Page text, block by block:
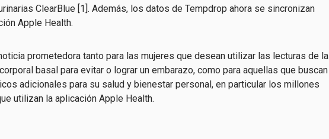
ClearBlue [1]. Además, los datos de Tempdrop ahora se sincronizan
Apple Health.
prometedora tanto para las mujeres que desean utilizar las lecturas de la
basal para evitar o lograr un embarazo, como para aquellas que buscan
adicionales para su salud y bienestar personal, en particular los millones
utilizan la aplicación Apple Health.